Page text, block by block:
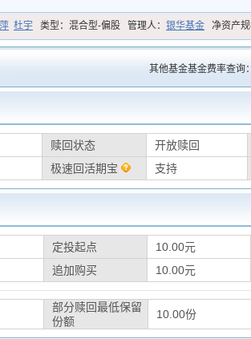
杜宇 类型： 混合型-偏股 管理人： 银华基金 净资产规
其他基金基金费率查询：
赎回状态 开放赎回
极速回活期宝 支持
定投起点 10.00元
追加购买 10.00元
部分赎回最低保留
份额
10.00份